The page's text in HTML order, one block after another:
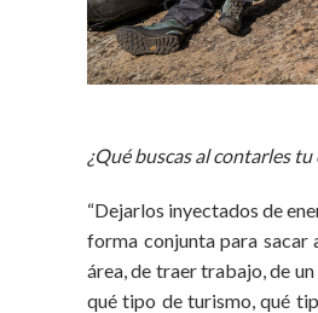
¿Qué buscas al contarles
“Dejarlos inyectados de
forma conjunta para sacar
área, de traer trabajo, de
qué tipo de turismo, qué